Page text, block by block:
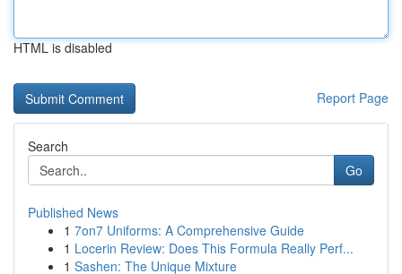
HTML is disabled
Report Page
Search
Go
Published News
1 7on7 Uniforms: A Comprehensive Guide
1 Locerin Review: Does This Formula Really Perf...
1 Sashen: The Unique Mixture